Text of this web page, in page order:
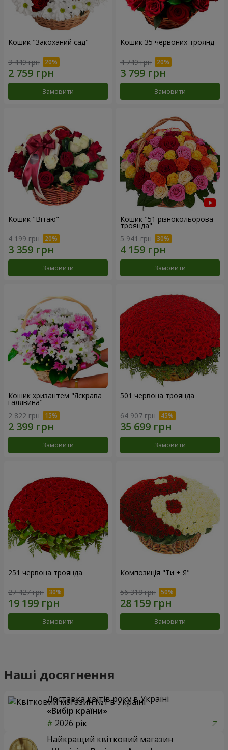
Кошик "Закоханий сад"
3 449 грн
Замовити
Кошик 35 червоних троянд
4 749 грн
Замовити
Кошик "Вітаю"
4 199 грн
Замовити
Кошик "51 різнокольорова
троянда"
5 941 грн
Замовити
Кошик хризантем "Яскрава
галявина"
2 822 грн
Замовити
501 червона троянда
64 907 грн
Замовити
251 червона троянда
27 427 грн
Замовити
Композиція "Ти + Я"
56 318 грн
Замовити
Наші досягнення
Доставка квітів року в Україні
«Вибір країни»
2026 рік
Найкращий квітковий магазин